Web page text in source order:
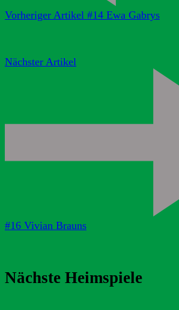
Vorheriger Artikel #14 Ewa Gabrys
Nächster Artikel
#16 Vivian Brauns
Nächste Heimspiele